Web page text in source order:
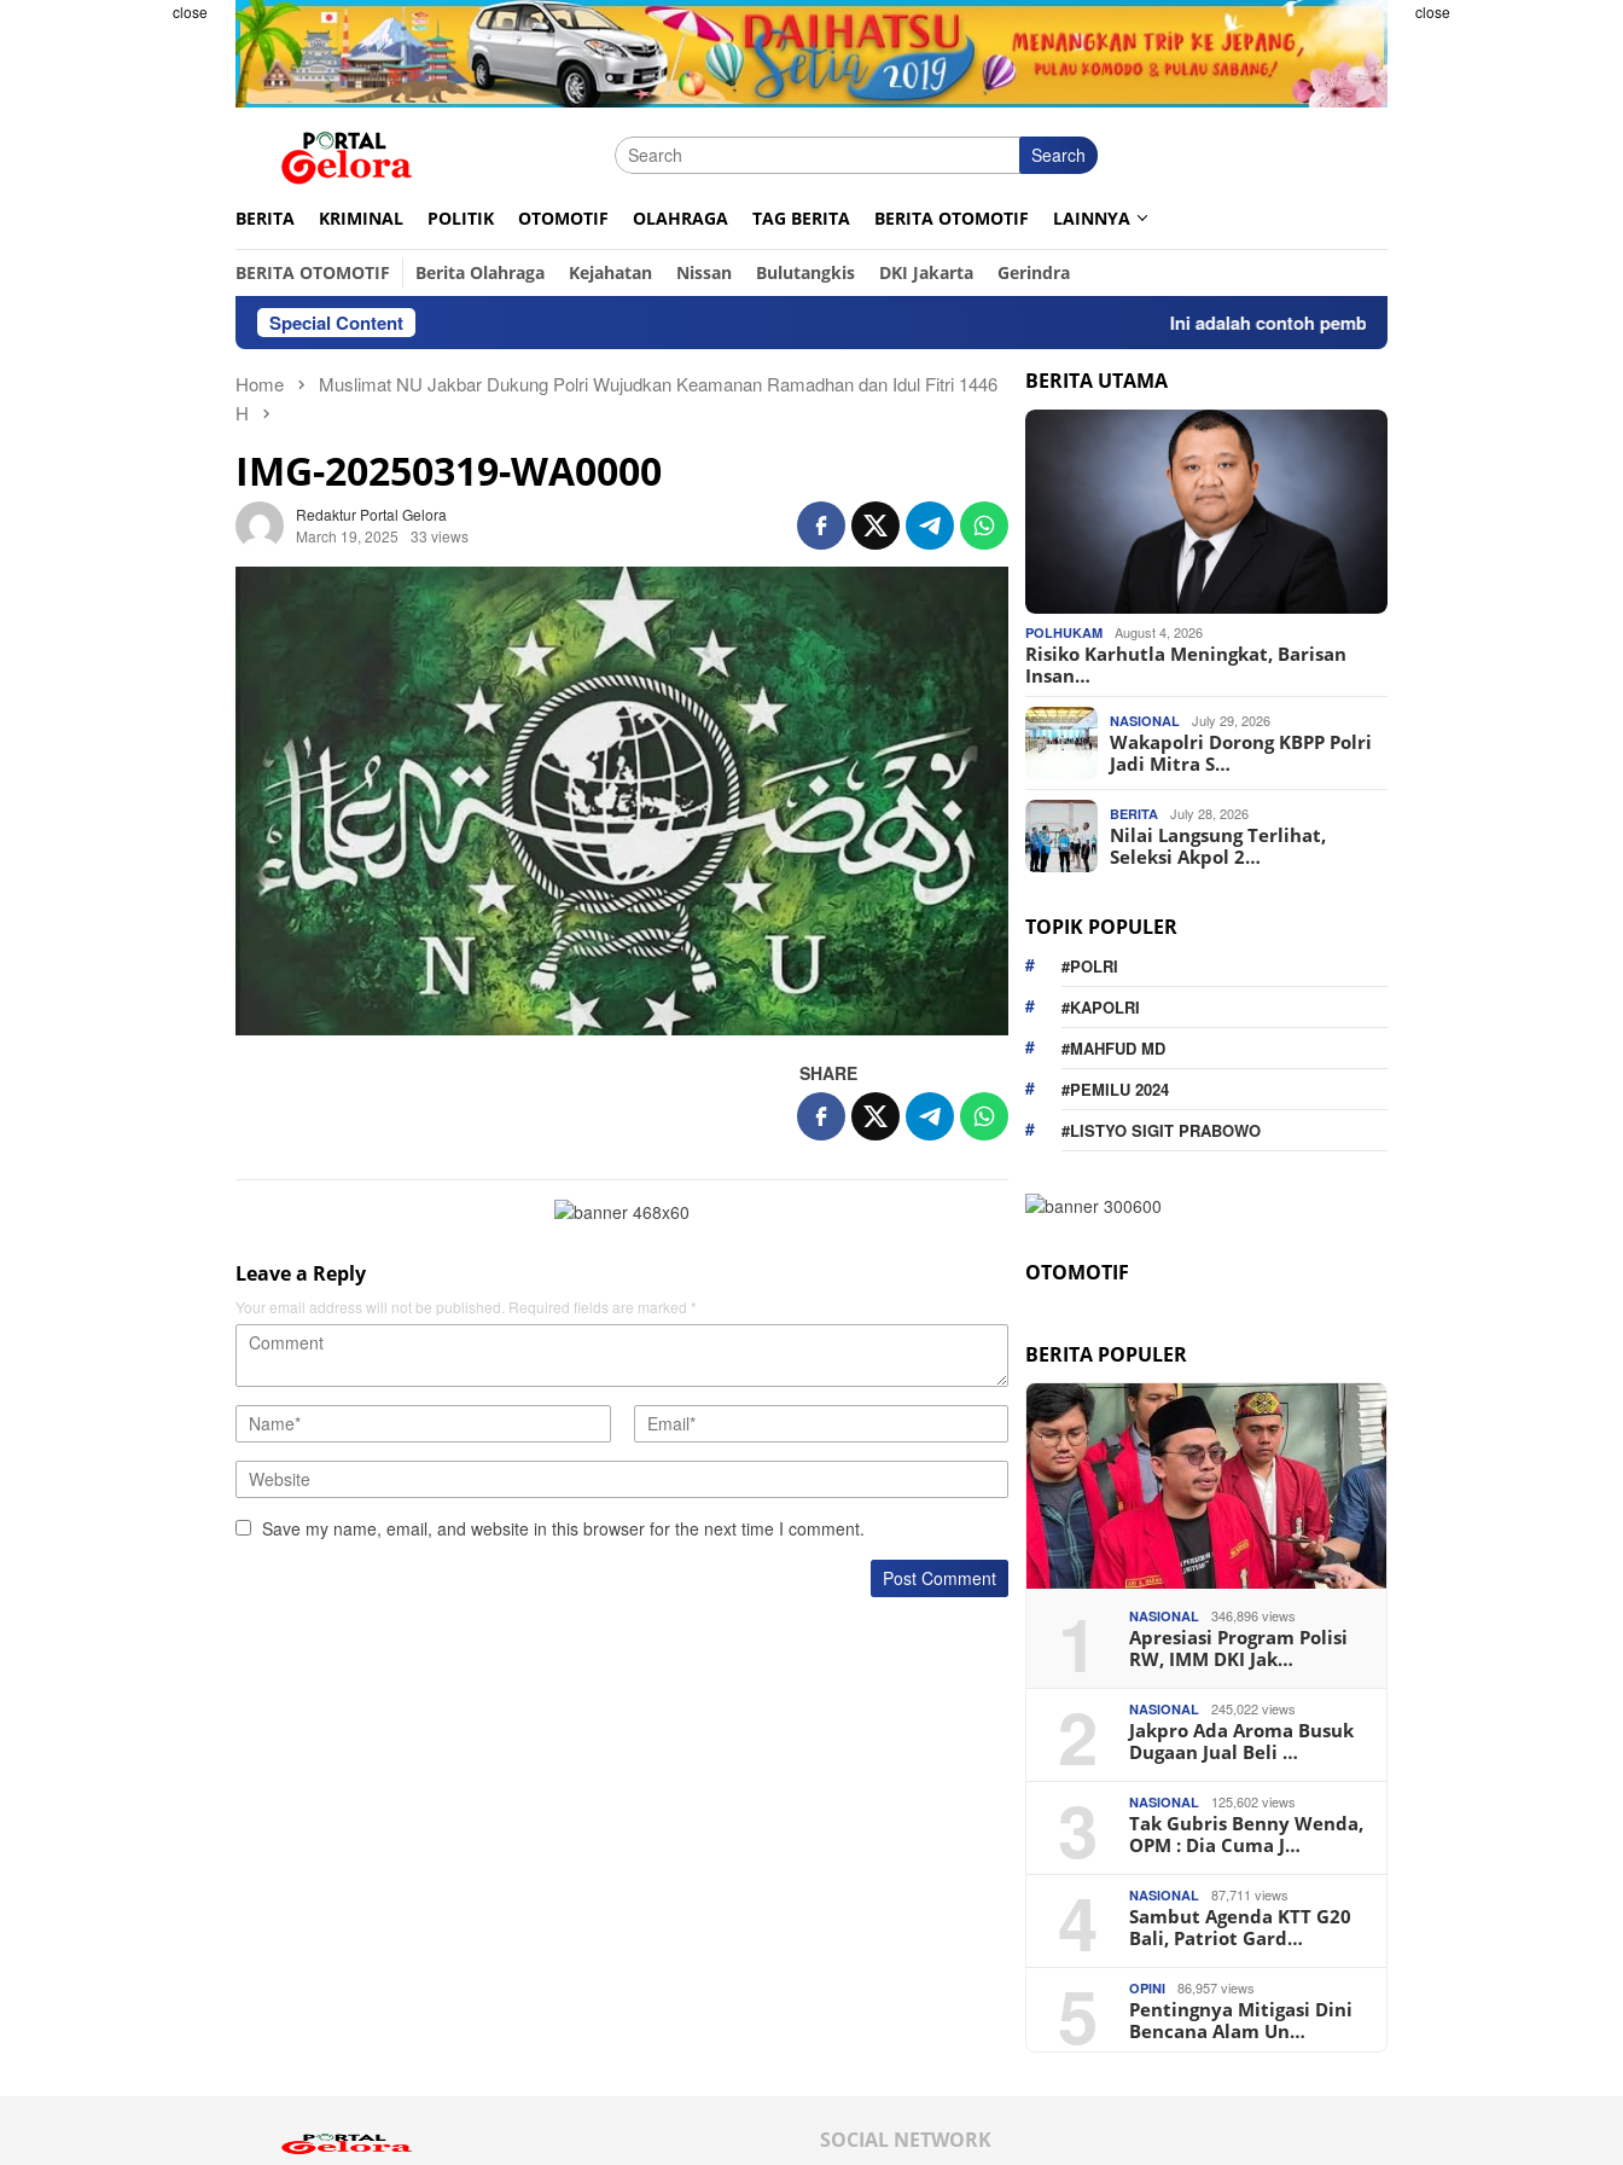
close close
Search
BERITA KRIMINAL POLITIK OTOMOTIF OLAHRAGA TAG BERITA BERITA OTOMOTIF LAINNYA
BERITA OTOMOTIF Berita Olahraga Kejahatan Nissan Bulutangkis DKI Jakarta Gerindra
Special Content Ini adalah contoh pemberitahuan kepada pengunjung
Home
Muslimat NU Jakbar Dukung Polri Wujudkan Keamanan Ramadhan dan Idul Fitri 1446
H
IMG-20250319-WA0000
Redaktur Portal Gelora
March 19, 2025
33 views
SHARE
Leave a Reply
Your email address will not be published. Required fields are marked *
Save my name, email, and website in this browser for the next time I comment.
BERITA UTAMA
POLHUKAM August 4, 2026
Risiko Karhutla Meningkat, Barisan
Insan…
NASIONAL July 29, 2026
Wakapolri Dorong KBPP Polri
Jadi Mitra S…
BERITA July 28, 2026
Nilai Langsung Terlihat,
Seleksi Akpol 2…
TOPIK POPULER
#POLRI
#KAPOLRI
#MAHFUD MD
#PEMILU 2024
#LISTYO SIGIT PRABOWO
OTOMOTIF
BERITA POPULER
1 NASIONAL 346,896 views
Apresiasi Program Polisi
RW, IMM DKI Jak…
2 NASIONAL 245,022 views
Jakpro Ada Aroma Busuk
Dugaan Jual Beli …
3 NASIONAL 125,602 views
Tak Gubris Benny Wenda,
OPM : Dia Cuma J…
4 NASIONAL 87,711 views
Sambut Agenda KTT G20
Bali, Patriot Gard…
5 OPINI 86,957 views
Pentingnya Mitigasi Dini
Bencana Alam Un…
SOCIAL NETWORK